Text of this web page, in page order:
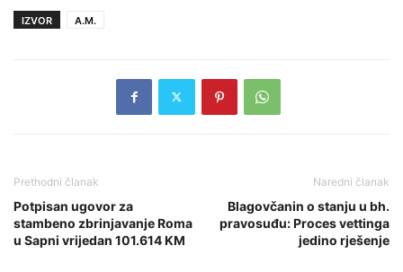
IZVOR A.M.
Prethodni članak
Potpisan ugovor za
stambeno zbrinjavanje Roma
u Sapni vrijedan 101.614 KM
Naredni članak
Blagovčanin o stanju u bh.
pravosuđu: Proces vettinga
jedino rješenje